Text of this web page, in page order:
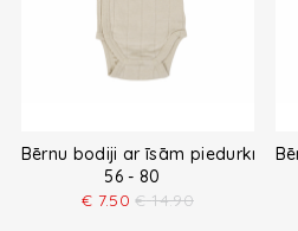
Bērnu bodiji ar īsām piedurknēm
56 - 80
€ 7.50 € 14.90